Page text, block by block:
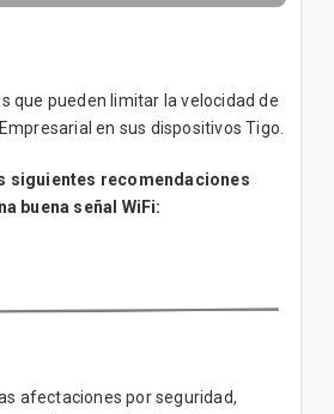
a su red empresarial |
entre el Internet para
de Telefonía Fija |
que pueden limitar la velocidad de
en sus dispositivos Tigo.
siguientes recomendaciones
buena señal WiFi:
afectaciones por seguridad,